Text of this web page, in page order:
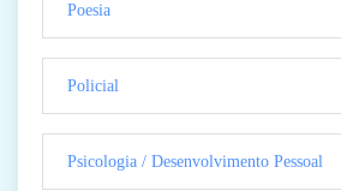
Poesia
Policial
Psicologia / Desenvolvimento Pessoal